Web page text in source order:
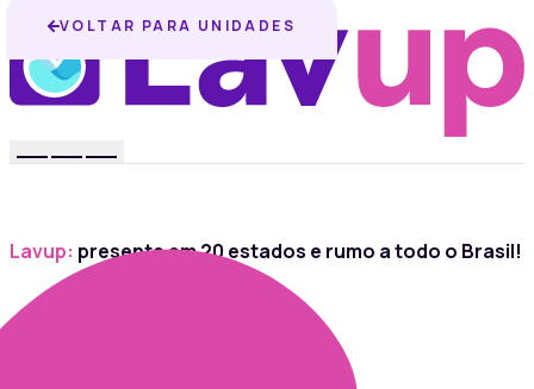
Lavup: presente em 20 estados e rumo a todo o Brasil!
VOLTAR PARA UNIDADES